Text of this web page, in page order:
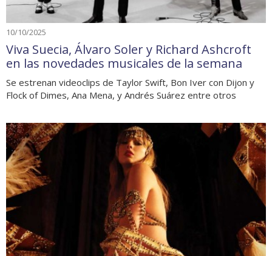
10/10/2025
Viva Suecia, Álvaro Soler y Richard Ashcroft
en las novedades musicales de la semana
Se estrenan videoclips de Taylor Swift, Bon Iver con Dijon y
Flock of Dimes, Ana Mena, y Andrés Suárez entre otros